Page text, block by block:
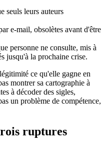
seuls leurs auteurs
e-mail, obsolètes avant d'être
personne ne consulte, mis à
jusqu'à la prochaine crise.
ce qu'elle gagne en
montrer sa cartographie à
à décoder des sigles,
un problème de compétence,
ruptures